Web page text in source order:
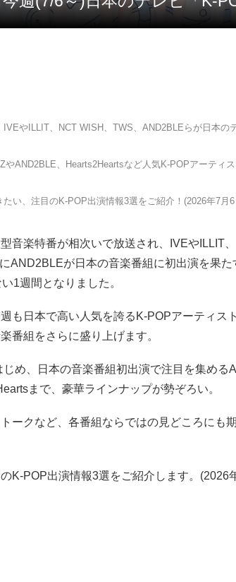
やILLIT、NCT WISH、TWS、AND2BLEらが日本の
やAND2BLE、Hearts2Heartsなど人気K-POPアーティ
い、注目のK-POP出演情報3選をご紹介！(2026年7月
音楽特番が相次いで放送され、IVEやILLIT
AND2BLEが日本の音楽番組に初出演を果た
1週間となりました。
も日本で高い人気を誇るK-POPアーティス
番組をさらに盛り上げます。
め、日本の音楽番組初出演で注目を集める
まで、豪華ラインナップが勢ぞろい。
ークなど、各番組ならではの見どころにも
K-POP出演情報3選をご紹介します。(2026